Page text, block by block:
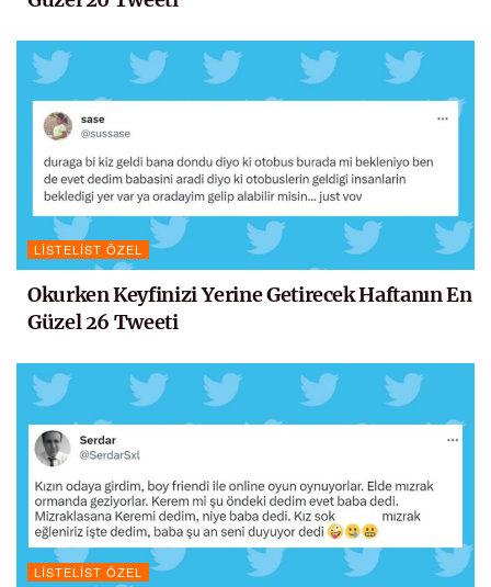
LISTELIST ÖZEL
Okurken Keyfinizi Yerine Getirecek Haftanın En
Güzel 26 Tweeti
LISTELIST ÖZEL